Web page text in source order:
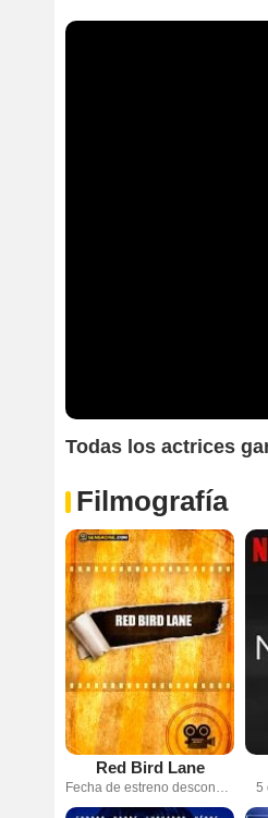
Todas los actrices
Filmografía
Red Bird Lane
5